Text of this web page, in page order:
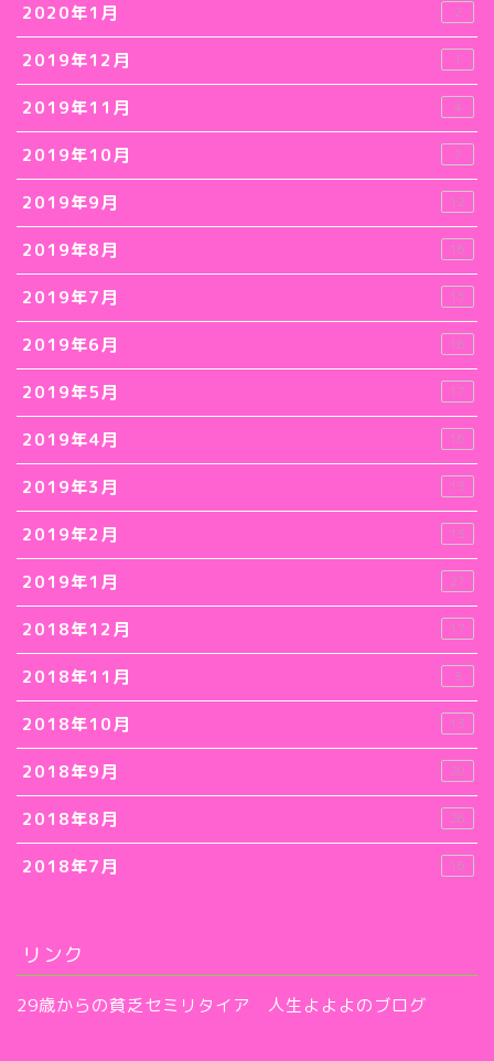
2020年1月 2
2019年12月 1
2019年11月 4
2019年10月 7
2019年9月 12
2019年8月 16
2019年7月 15
2019年6月 16
2019年5月 17
2019年4月 16
2019年3月 13
2019年2月 13
2019年1月 27
2018年12月 17
2018年11月 3
2018年10月 13
2018年9月 20
2018年8月 26
2018年7月 16
リンク
29歳からの貧乏セミリタイア 人生よよよのブログ